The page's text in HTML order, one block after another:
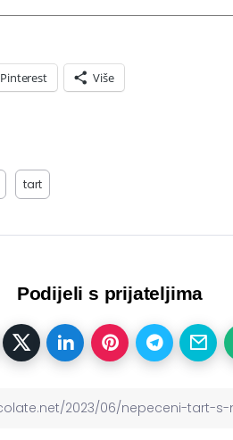
Pinterest Više
tart
Podijeli s prijateljima